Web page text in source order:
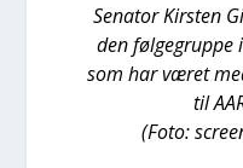
Sena­tor Kir­sten
den føl­ge­grup­pe
som har været
til
(Foto: